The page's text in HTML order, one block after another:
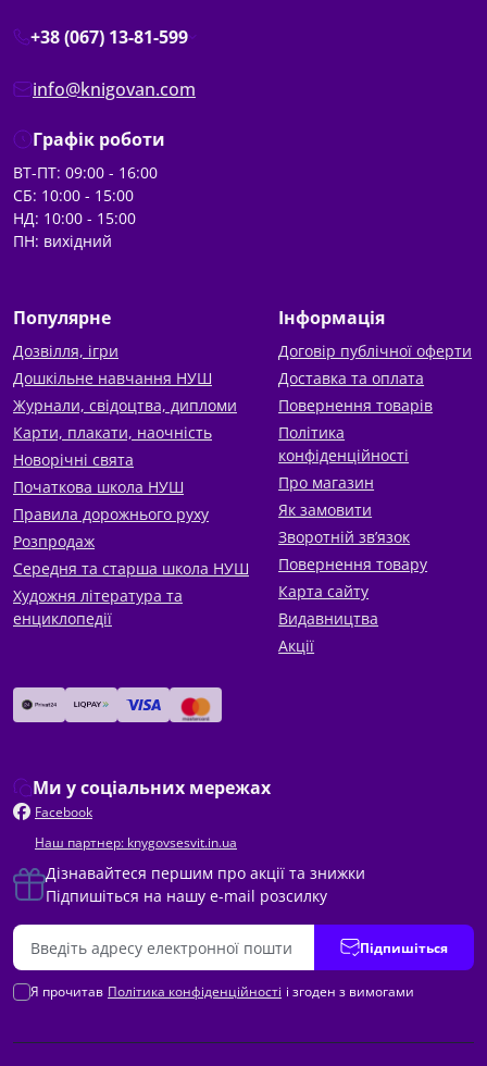
+38 (067) 13-81-599
info@knigovan.com
Графік роботи
ВТ-ПТ: 09:00 - 16:00
СБ: 10:00 - 15:00
НД: 10:00 - 15:00
ПН: вихідний
Популярне
Дозвілля, ігри
Дошкільне навчання НУШ
Журнали, свідоцтва, дипломи
Карти, плакати, наочність
Новорічні свята
Початкова школа НУШ
Правила дорожнього руху
Розпродаж
Середня та старша школа НУШ
Художня література та
енциклопедії
Інформація
Договір публічної оферти
Доставка та оплата
Повернення товарів
Політика
конфіденційності
Про магазин
Як замовити
Зворотній зв’язок
Повернення товару
Карта сайту
Видавництва
Акції
Ми у соціальних мережах
Facebook
Наш партнер: knygovsesvit.in.ua
Дізнавайтеся першим про акції та знижки
Підпишіться на нашу e-mail розсилку
Підпишіться
Я прочитав Політика конфіденційності і згоден з вимогами